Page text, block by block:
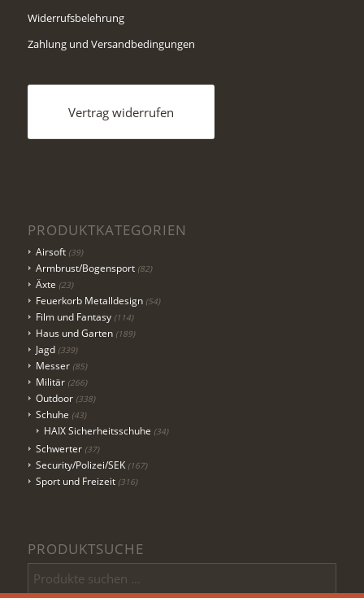
Widerrufsbelehrung
Zahlung und Versandbedingungen
Vertrag widerrufen
PRODUKTKATEGORIEN
Airsoft (39)
Armbrust/Bogensport (82)
Äxte (23)
Feuerkorb Metalldesign (54)
Film und Fantasy (114)
Haus und Garten (189)
Jagd (339)
Messer (85)
Militär (266)
Outdoor (338)
Schuhe (43)
HAIX Sicherheitsschuhe (34)
Schwerter (37)
Security/Polizei/SEK (167)
Sport und Freizeit (316)
PRODUKTSUCHE